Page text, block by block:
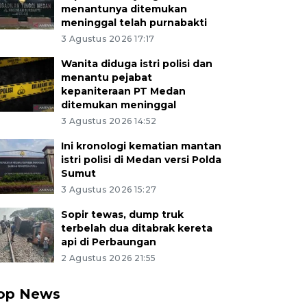
menantunya ditemukan
meninggal telah purnabakti
3 Agustus 2026 17:17
Wanita diduga istri polisi dan
menantu pejabat
kepaniteraan PT Medan
ditemukan meninggal
3 Agustus 2026 14:52
Ini kronologi kematian mantan
istri polisi di Medan versi Polda
Sumut
3 Agustus 2026 15:27
Sopir tewas, dump truk
terbelah dua ditabrak kereta
api di Perbaungan
2 Agustus 2026 21:55
News